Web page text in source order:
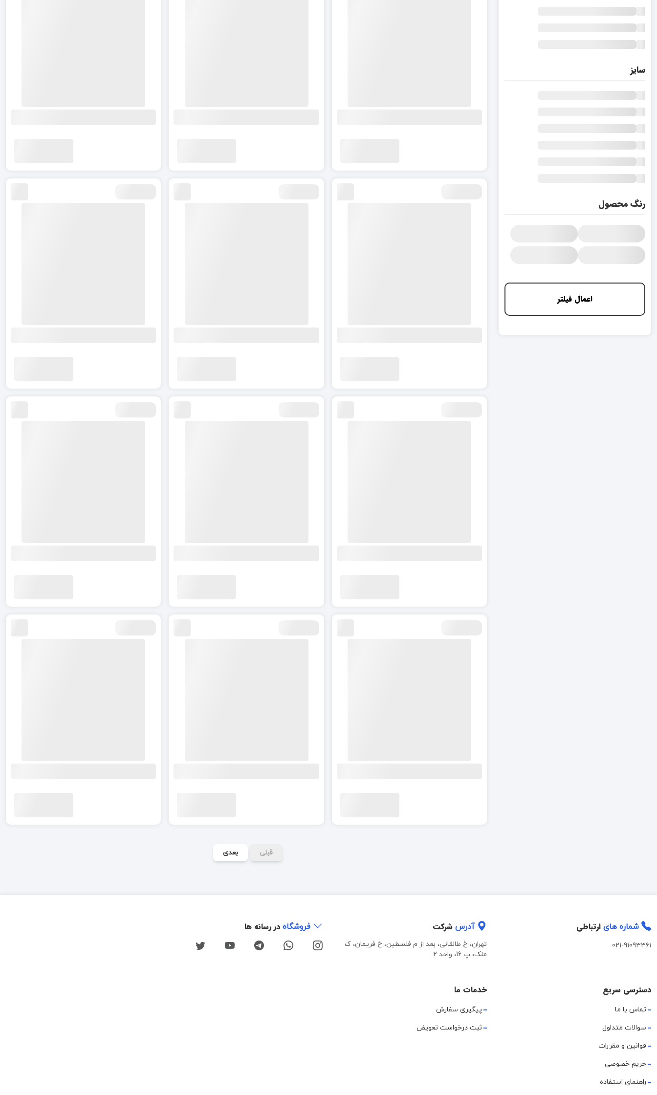
سایز
رنگ محصول
اعمال فیلتر
قبلی بعدی
شماره های ارتباطی
021-91093361
آدرس شرکت
تهران، خ طالقانی، بعد از م فلسطین، خ فریمان، ک
ملک، پ 16، واحد 2
فروشگاه در رسانه ها
دسترسی سریع
تماس با ما
سوالات متداول
قوانین و مقررات
حریم خصوصی
راهنمای استفاده
خدمات ما
پیگیری سفارش
ثبت درخواست تعویض